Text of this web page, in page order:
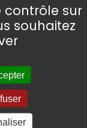
Herboristerie du
5,60
contrôle sur
souhaitez